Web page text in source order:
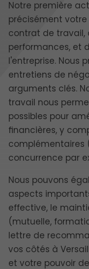
Notre première
précisément
contrat de travail,
performances, et
l'entreprise. Nous
entretiens de
arguments clés.
travail nous
possibles pour
financières, y
complémentaires
concurrence par
Nous pouvons
aspects
effective, le
(mutuelle,
lettre de
vos côtés à
et votre pouvoir